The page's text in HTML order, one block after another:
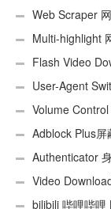
Web Scraper
件 Multi-highlight
Flash Video
User-Agent
UA)Volume
Adblock Plus
Authenticator
Video
bilibili 哔哩哔哩